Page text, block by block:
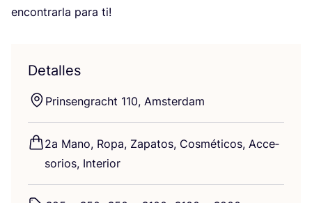
encon­trar­la para ti!
Detalles
Prin­sen­gracht 110, Amsterdam
2a Mano, Ropa, Zapa­tos, Cos­mé­ti­cos, Acce­
so­rios, Interior